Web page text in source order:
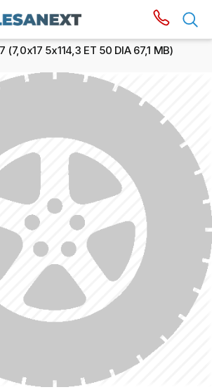
(7,0х17 5x114,3 ET 50 DIA 67,1 MB)